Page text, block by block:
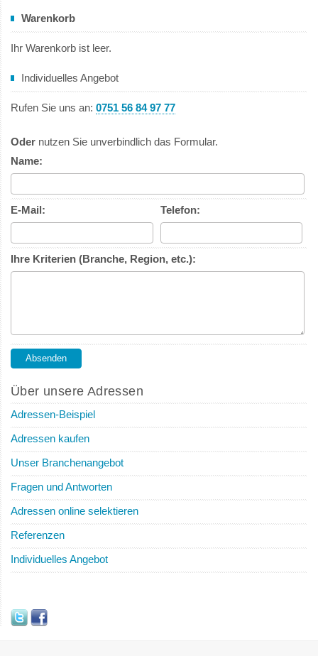
Warenkorb
Ihr Warenkorb ist leer.
Individuelles Angebot
Rufen Sie uns an: 0751 56 84 97 77
Oder nutzen Sie unverbindlich das Formular.
Name:
E-Mail: Telefon:
Ihre Kriterien (Branche, Region, etc.):
Über unsere Adressen
Adressen-Beispiel
Adressen kaufen
Unser Branchenangebot
Fragen und Antworten
Adressen online selektieren
Referenzen
Individuelles Angebot